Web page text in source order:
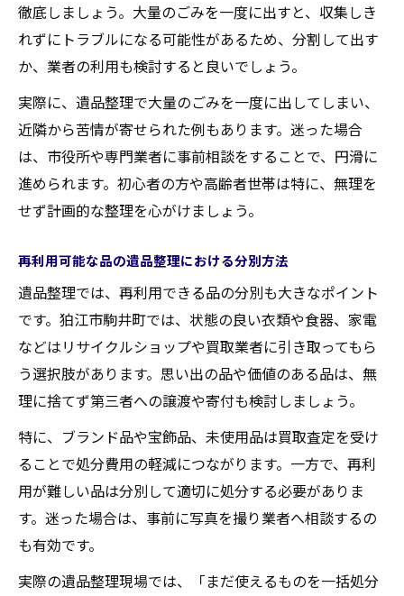
徹底しましょう。大量のごみを一度に出すと、収集しき
れずにトラブルになる可能性があるため、分割して出す
か、業者の利用も検討すると良いでしょう。
実際に、遺品整理で大量のごみを一度に出してしまい、
近隣から苦情が寄せられた例もあります。迷った場合
は、市役所や専門業者に事前相談をすることで、円滑に
進められます。初心者の方や高齢者世帯は特に、無理を
せず計画的な整理を心がけましょう。
再利用可能な品の遺品整理における分別方法
遺品整理では、再利用できる品の分別も大きなポイント
です。狛江市駒井町では、状態の良い衣類や食器、家電
などはリサイクルショップや買取業者に引き取ってもら
う選択肢があります。思い出の品や価値のある品は、無
理に捨てず第三者への譲渡や寄付も検討しましょう。
特に、ブランド品や宝飾品、未使用品は買取査定を受け
ることで処分費用の軽減につながります。一方で、再利
用が難しい品は分別して適切に処分する必要がありま
す。迷った場合は、事前に写真を撮り業者へ相談するの
も有効です。
実際の遺品整理現場では、「まだ使えるものを一括処分